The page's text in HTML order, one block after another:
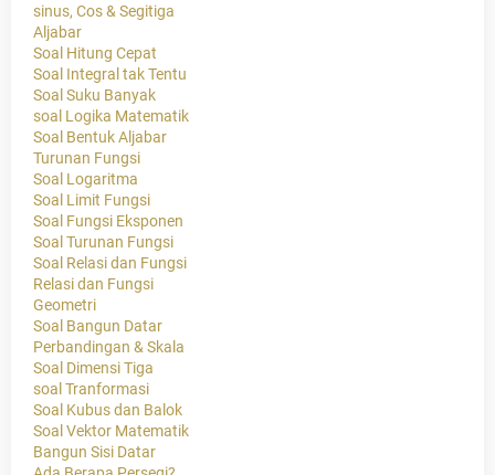
sinus, Cos & Segitiga
Aljabar
Soal Hitung Cepat
Soal Integral tak Tentu
Soal Suku Banyak
soal Logika Matematik
Soal Bentuk Aljabar
Turunan Fungsi
Soal Logaritma
Soal Limit Fungsi
Soal Fungsi Eksponen
Soal Turunan Fungsi
Soal Relasi dan Fungsi
Relasi dan Fungsi
Geometri
Soal Bangun Datar
Perbandingan & Skala
Soal Dimensi Tiga
soal Tranformasi
Soal Kubus dan Balok
Soal Vektor Matematik
Bangun Sisi Datar